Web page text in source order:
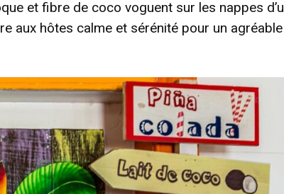
et fibre de coco voguent sur les nappes
aux hôtes calme et sérénité pour un agréable